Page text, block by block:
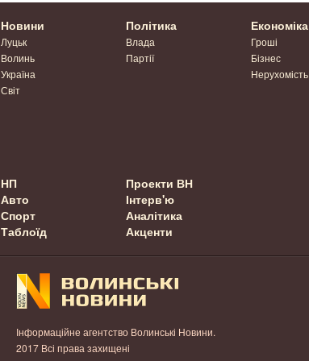
Новини
Луцьк
Волинь
Україна
Світ
Політика
Влада
Партії
Економіка
Гроші
Бізнес
Нерухомість
НП
Авто
Спорт
Таблоїд
Проекти ВН
Інтерв'ю
Аналітика
Акценти
Інформаційне агентство Волинські Новини.
2017 Всі права захищені